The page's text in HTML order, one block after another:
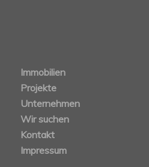
Immobilien
Projekte
Unternehmen
Wir suchen
Kontakt
Impressum